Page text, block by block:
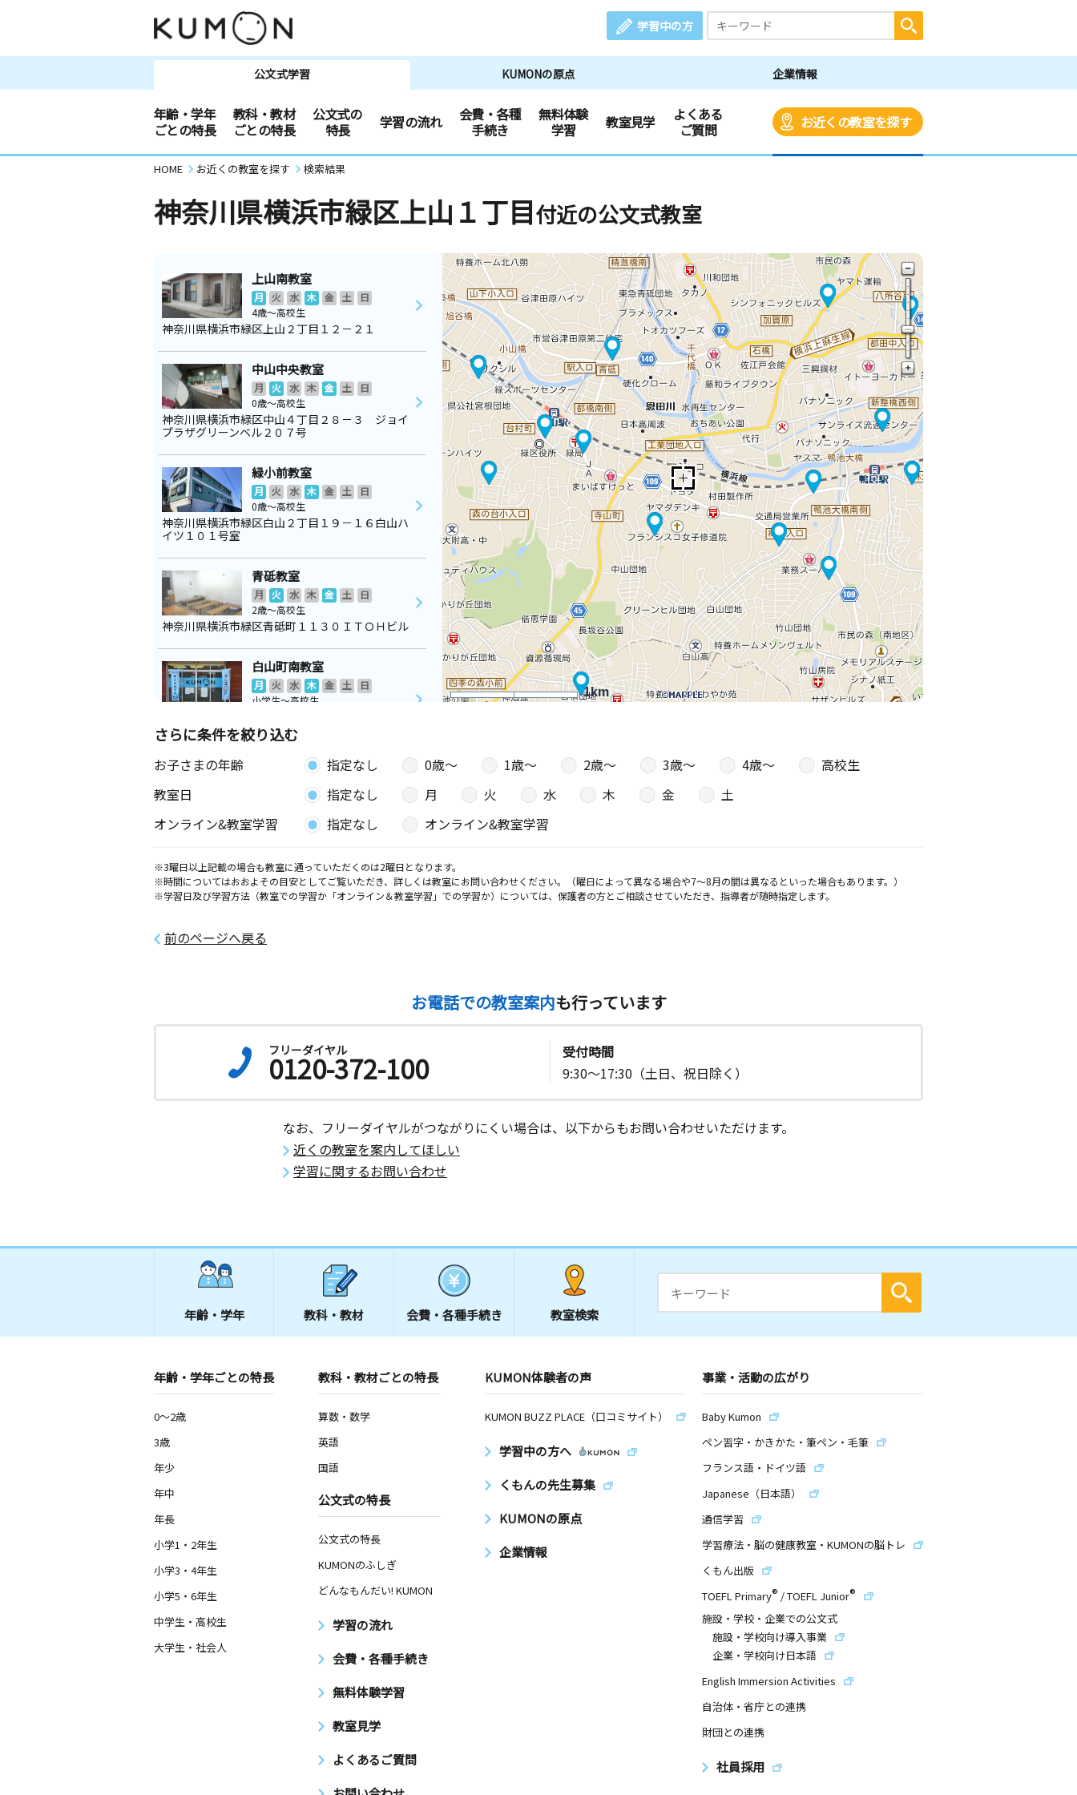
学習中の方
公文式学習 KUMONの原点 企業情報
年齢・学年
ごとの特長
教科・教材
ごとの特長
公文式の
特長
学習の流れ
会費・各種
手続き
無料体験
学習
教室見学
よくある
ご質問
お近くの教室を探す
HOME お近くの教室を探す 検索結果
神奈川県横浜市緑区上山１丁目付近の公文式教室
1km
上山南教室
月 火 水 木 金 土
日
4歳～高校生
神奈川県横浜市緑区上山２丁目１２－２１
中山中央教室
月 火 水 木 金 土
日
0歳～高校生
神奈川県横浜市緑区中山４丁目２８－３ ジョイ
プラザグリーンベル２０７号
緑小前教室
月 火 水 木 金 土
日
0歳～高校生
神奈川県横浜市緑区白山２丁目１９－１６白山ハ
イツ１０１号室
青砥教室
月 火 水 木 金 土
日
2歳～高校生
神奈川県横浜市緑区青砥町１１３０ＩＴＯＨビル
白山町南教室
月 火 水 木 金 土
日
小学生～高校生
ワハイツ１０２
中山駅前教室
木 金 土
日
神奈川県横浜市緑区台村町３０９－１ 土井ビル
２０５号室
鴨居竹山教室
月 火 水 木 金 土
日
ョア鴨居１０４
神奈川県横浜市緑区森の台２６－１７ ディーベ
都田西小学校前教室
月 火 水 木 金 土 日
神奈川県横浜市都筑区池辺町２４５０ グリーン
上白根町教室
池辺町南教室
金 土
0歳～高校生
神奈川県横浜市都筑区池辺町４４８３ 飛鳥ハイ
ツ１０１号室
三保東教室
月 火 金 土 日
中山２０５号室
金 土 日
神奈川県横浜市緑区鴨居２丁目１６－１１ 高工
ビル１０２
池辺宮前教室
神奈川県横浜市都筑区池辺町２６６１ ソレーユ
宮前 Ａ－２
さらに条件を絞り込む
お子さまの年齢 指定なし 0歳〜 1歳〜 2歳〜 3歳〜 4歳〜
高校生
教室日
指定なし 月 火 水 木 金
土
オンライン&教室学習
指定なし オンライン&教室学習
※3曜日以上記載の場合も教室に通っていただくのは2曜日となります。
※時間についてはおおよその目安としてご覧いただき、詳しくは教室にお問い合わせください。（曜日によって異なる場合や7～8月の間は異なるといった場合もあります。）
※学習日及び学習方法（教室での学習か「オンライン＆教室学習」での学習か）については、保護者の方とご相談させていただき、指導者が随時指定します。
前のページへ戻る
お電話での教室案内も行っています
フリーダイヤル
0120-372-100
受付時間
9:30～17:30（土日、祝日除く）
なお、フリーダイヤルがつながりにくい場合は、以下からもお問い合わせいただけます。
近くの教室を案内してほしい
学習に関するお問い合わせ
年齢・学年 教科・教材 会費・ 各種手続き 教室検索
年齢・学年ごとの特長
0～2歳
3歳
年少
年中
年長
小学1・2年生
小学3・4年生
小学5・6年生
中学生・高校生
大学生・社会人
教科・教材ごとの特長
算数・数学
英語
国語
公文式の特長
公文式の特長
KUMONのふしぎ
どんなもんだい! KUMON
学習の流れ
会費・各種手続き
無料体験学習
教室見学
よくあるご質問
KUMON体験者の声
KUMON BUZZ PLACE（口コミサイト）
学習中の方へ
くもんの先生募集
KUMONの原点
企業情報
事業・活動の広がり
Baby Kumon
ペン習字・かきかた・筆ペン・毛筆
フランス語・ドイツ語
Japanese（日本語）
通信学習
学習療法・脳の健康教室・KUMONの脳トレ
くもん出版
TOEFL Primary® /TOEFL Junior®
施設・学校・企業での公文式
施設・学校向け導入事業
企業・学校向け日本語
English Immersion Activities
自治体・省庁との連携
財団との連携
社員採用